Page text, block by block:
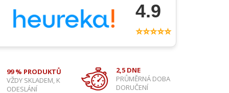
4.9
⭐⭐⭐⭐⭐
99 % PRODUKTŮ
VŽDY SKLADEM, K
ODESLÁNÍ
2,5 DNE
PRŮMĚRNÁ DOBA
DORUČENÍ